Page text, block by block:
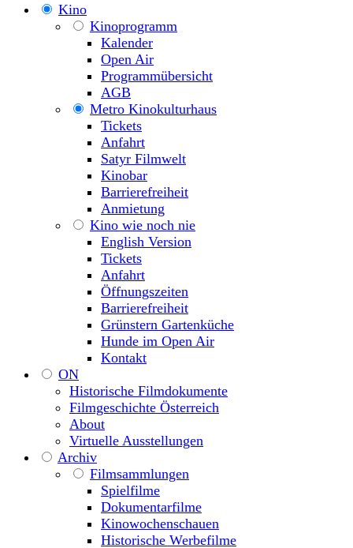
Kino
Kinoprogramm
Kalender
Open Air
Programmübersicht
AGB
Metro Kinokulturhaus
Tickets
Anfahrt
Satyr Filmwelt
Kinobar
Barrierefreiheit
Anmietung
Kino wie noch nie
English Version
Tickets
Anfahrt
Öffnungszeiten
Barrierefreiheit
Grünstern Gartenküche
Hunde im Open Air
Kontakt
ON
Historische Filmdokumente
Filmgeschichte Österreich
About
Virtuelle Ausstellungen
Archiv
Filmsammlungen
Spielfilme
Dokumentarfilme
Kinowochenschauen
Historische Werbefilme